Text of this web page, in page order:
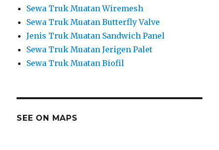
Sewa Truk Muatan Wiremesh
Sewa Truk Muatan Butterfly Valve
Jenis Truk Muatan Sandwich Panel
Sewa Truk Muatan Jerigen Palet
Sewa Truk Muatan Biofil
SEE ON MAPS